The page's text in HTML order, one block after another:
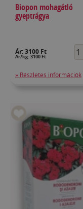
Biopon mohagátló
gyeptrágya
Ár:3100 Ft
Ár/kg: 3100 Ft
» Részletes információk